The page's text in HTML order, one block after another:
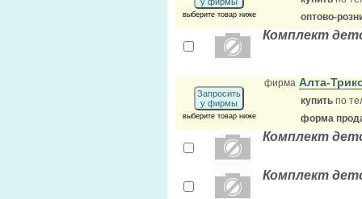
выберите товар ниже
оптово-
Комплект
Запросить
у фирмы
выберите товар ниже
фирма Алта-
купить по
форма
Комплект
Комплект